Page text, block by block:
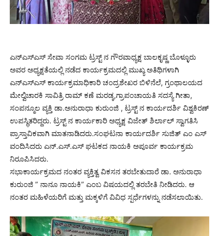
ಎನ್ಎಸ್ಎಸ್ ಸೇವಾ ಸಂಗಮ ಟ್ರಸ್ಟ್ ನ ಗೌರವಾಧ್ಯಕ್ಷ ಬಾಲಕೃಷ್ಣ ಬೊಳ್ಳೂರು
ಅವರ ಅಧ್ಯಕ್ಷತೆಯಲ್ಲಿ ನಡೆದ ಕಾರ್ಯಕ್ರಮದಲ್ಲಿ ಮುಖ್ಯ ಅತಿಥಿಗಳಾಗಿ
ಎನ್ಎಸ್ಎಸ್ ಕಾರ್ಯಕ್ರಮಾಧಿಕಾರಿ ಚಂದ್ರಶೇಖರ ಬಿಳಿನೆಲೆ, ಗ್ರಂಥಾಲಯದ
ಮೇಲ್ವಿಚಾರಕಿ ಸಾವಿತ್ರಿ ರಾಮ್ ಕಣೆ ಮರಡ್ಕ,ಗ್ರಾಪಂಚಾಯತಿ ಸದಸ್ಯೆ ಗೀತಾ,
ಸಂಪನ್ಮೂಲ ವ್ಯಕ್ತಿ ಡಾ.ಅನುರಾಧಾ ಕುರುಂಜಿ , ಟ್ರಸ್ಟ್ ನ ಕಾರ್ಯದರ್ಶಿ ವಿಶ್ವಕಿರಣ್
ಉಪಸ್ಥಿತರಿದ್ದರು. ಟ್ರಸ್ಟ್ ನ ಕಾರ್ಯಕಾರಿ ಅಧ್ಯಕ್ಷ ವಿಜೇತ್ ಶಿರ್ಲಾಲ್ ಸ್ವಾಗತಿಸಿ
ಪ್ರಾಸ್ತಾವಿಕವಾಗಿ ಮಾತನಾಡಿದರು.ಸಂಘಟನಾ ಕಾರ್ಯದರ್ಶಿ ಸುಜಿತ್ ಎಂ ಎಸ್
ವಂದಿಸಿದರು ಎನ್.ಎಸ್.ಎಸ್ ಘಟಕದ ನಾಯಕಿ ಅಪೂರ್ವ ಕಾರ್ಯಕ್ರಮ
ನಿರೂಪಿಸಿದರು.
ಸಭಾಕಾರ್ಯಕ್ರಮದ ನಂತರ ವ್ಯಕ್ತಿತ್ವ ವಿಕಸನ ತರಬೇತುದಾರೆ ಡಾ. ಅನುರಾಧಾ
ಕುರುಂಜಿ ” ನಾನೂ ನಾಯಕಿ” ಎಂಬ ವಿಷಯದಲ್ಲಿ ತರಬೇತಿ ನೀಡಿದರು. ಆ
ನಂತರ ಮಹಿಳೆಯರಿಗೆ ಮತ್ತು ಮಕ್ಕಳಿಗೆ ವಿವಿಧ ಸ್ಪರ್ಧೆಗಳನ್ನು ನಡೆಸಲಾಯಿತು.